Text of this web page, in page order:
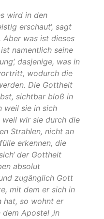
wird in den
erschaut‘, sagt
Aber was ist dieses
namentlich seine
dasjenige, was in
wodurch die
Die Gottheit
sichtbar bloß in
weil sie in sich
wir sie durch die
Strahlen, nicht an
erkennen, die
der Gottheit
absolut
zugänglich Gott
mit dem er sich in
hat, so wohnt er
Apostel ‚in